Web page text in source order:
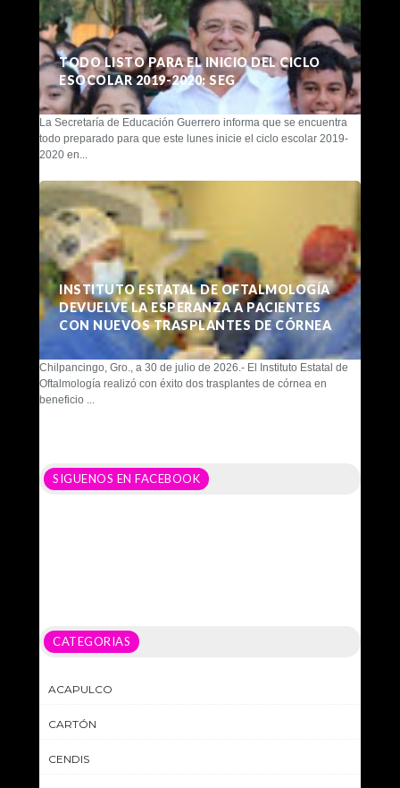
TODO LISTO PARA EL INICIO DEL CICLO
ESOCOLAR 2019-2020: SEG
La Secretaría de Educación Guerrero informa que se encuentra
todo preparado para que este lunes inicie el ciclo escolar 2019-
2020 en...
INSTITUTO ESTATAL DE OFTALMOLOGÍA
DEVUELVE LA ESPERANZA A PACIENTES
CON NUEVOS TRASPLANTES DE CÓRNEA
Chilpancingo, Gro., a 30 de julio de 2026.- El Instituto Estatal de
Oftalmología realizó con éxito dos trasplantes de córnea en
beneficio ...
SIGUENOS EN FACEBOOK
CATEGORIAS
ACAPULCO
CARTÓN
CENDIS